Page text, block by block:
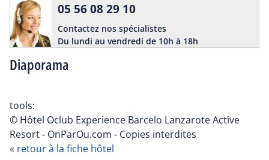
Diaporama
05 56 08 29 10
Contactez nos spécialistes
Du lundi au vendredi de 10h à 18h
tools:
© Hôtel Oclub Experience Barcelo Lanzarote Active
Resort - OnParOu.com - Copies interdites
« retour à la fiche hôtel